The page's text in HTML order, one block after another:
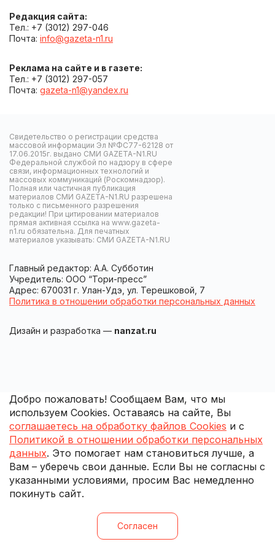
Редакция сайта:
Тел.: +7 (3012) 297-046
Почта: info@gazeta-n1.ru
Реклама на сайте и в газете:
Тел.: +7 (3012) 297-057
Почта: gazeta-n1@yandex.ru
Свидетельство о регистрации средства
массовой информации Эл №ФС77-62128 от
17.06.2015г. выдано СМИ GAZETA-N1.RU
Федеральной службой по надзору в сфере
связи, информационных технологий и
массовых коммуникаций (Роскомнадзор).
Полная или частичная публикация
материалов СМИ GAZETA-N1.RU разрешена
только с письменного разрешения
редакции! При цитировании материалов
прямая активная ссылка на www.gazeta-
n1.ru обязательна. Для печатных
материалов указывать: СМИ GAZETA-N1.RU
Главный редактор: А.А. Субботин
Учредитель: ООО “Тори-пресс”
Адрес: 670031 г. Улан-Удэ, ул. Терешковой, 7
Политика в отношении обработки персональных данных
Дизайн и разработка — nanzat.ru
Добро пожаловать! Сообщаем Вам, что мы
используем Cookies. Оставаясь на сайте, Вы
соглашаетесь на обработку файлов Cookies и с
Политикой в отношении обработки персональных
данных. Это помогает нам становиться лучше, а
Вам – уберечь свои данные. Если Вы не согласны с
указанными условиями, просим Вас немедленно
покинуть сайт.
Согласен